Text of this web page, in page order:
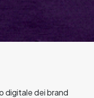
digitale dei brand